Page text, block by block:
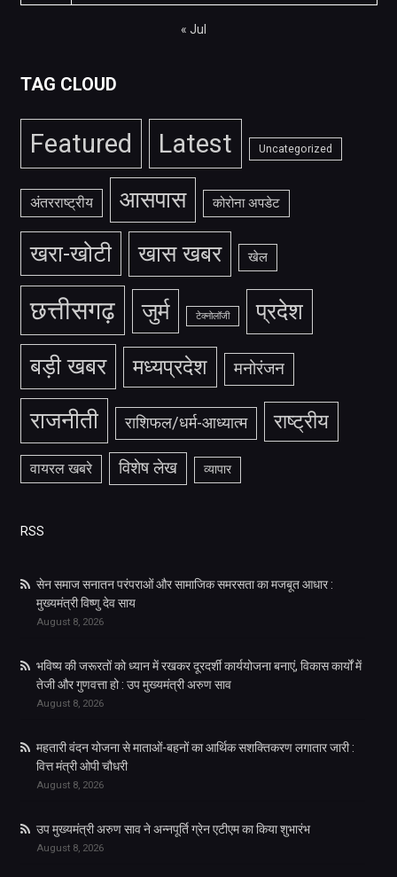
« Jul
TAG CLOUD
Featured Latest Uncategorized
अंतरराष्ट्रीय आसपास कोरोना अपडेट
खरा-खोटी खास खबर खेल
छत्तीसगढ़ जुर्म टेक्नोलॉजी प्रदेश
बड़ी खबर मध्यप्रदेश मनोरंजन
राजनीती राशिफल/धर्म-आध्यात्म राष्ट्रीय
वायरल खबरे विशेष लेख व्यापार
RSS
सेन समाज सनातन परंपराओं और सामाजिक समरसता का मजबूत आधार :
मुख्यमंत्री विष्णु देव साय
August 8, 2026
भविष्य की जरूरतों को ध्यान में रखकर दूरदर्शी कार्ययोजना बनाएं, विकास कार्यों में
तेजी और गुणवत्ता हो : उप मुख्यमंत्री अरुण साव
August 8, 2026
महतारी वंदन योजना से माताओं-बहनों का आर्थिक सशक्तिकरण लगातार जारी :
वित्त मंत्री ओपी चौधरी
August 8, 2026
उप मुख्यमंत्री अरुण साव ने अन्नपूर्ति ग्रेन एटीएम का किया शुभारंभ
August 8, 2026